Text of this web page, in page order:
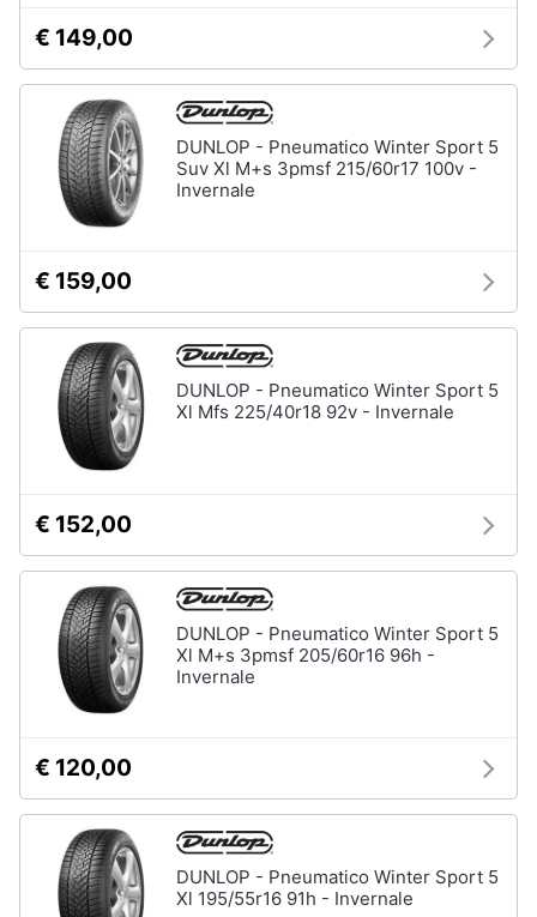
€ 149,00
DUNLOP - Pneumatico Winter Sport 5
Suv Xl M+s 3pmsf 215/60r17 100v -
Invernale
€ 159,00
DUNLOP - Pneumatico Winter Sport 5
Xl Mfs 225/40r18 92v - Invernale
€ 152,00
DUNLOP - Pneumatico Winter Sport 5
Xl M+s 3pmsf 205/60r16 96h -
Invernale
€ 120,00
DUNLOP - Pneumatico Winter Sport 5
Xl 195/55r16 91h - Invernale